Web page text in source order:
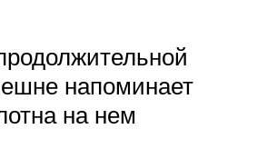
напоминает
на нем